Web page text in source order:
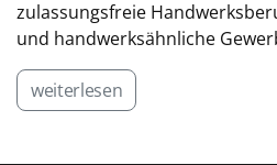
zulassungsfreie
und handwerksähnliche
weiterlesen